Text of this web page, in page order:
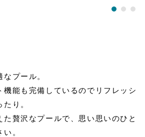
プール。
機能も完備しているのでリフレッシ
り。
贅沢なプールで、思い思いのひと
。